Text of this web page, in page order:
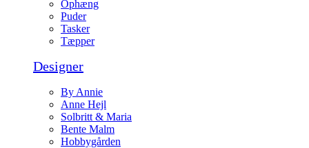
Ophæng
Puder
Tasker
Tæpper
Designer
By Annie
Anne Hejl
Solbritt & Maria
Bente Malm
Hobbygården